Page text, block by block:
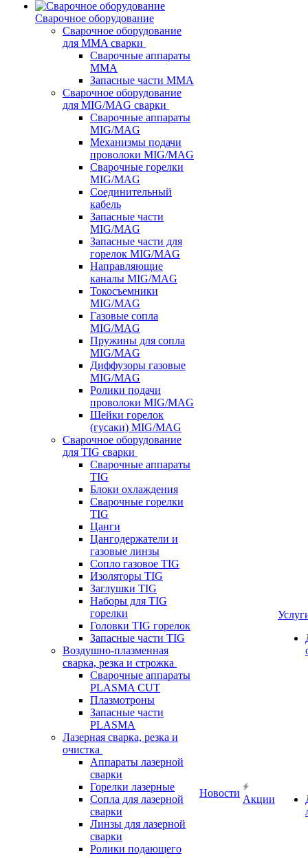
Сварочное оборудование
Сварочное оборудование
для MMA сварки
Сварочные аппараты
MMA
Запасные части MMA
Сварочное оборудование
для MIG/MAG сварки
Сварочные аппараты
MIG/MAG
Механизмы подачи
проволоки MIG/MAG
Сварочные горелки
MIG/MAG
Соединительный
кабель
Запасные части
MIG/MAG
Запасные части для
горелок MIG/MAG
Направляющие
каналы MIG/MAG
Токосъемники
MIG/MAG
Газовые сопла
MIG/MAG
Пружины для сопла
MIG/MAG
Диффузоры газовые
MIG/MAG
Ролики подачи
проволоки MIG/MAG
Шейки горелок
(гусаки) MIG/MAG
Сварочное оборудование
для TIG сварки
Сварочные аппараты
TIG
Блоки охлаждения
Сварочные горелки
TIG
Цанги
Цангодержатели и
газовые линзы
Сопло газовое TIG
Изоляторы TIG
Заглушки TIG
Наборы для TIG
горелки
Головки TIG горелок
Запасные части TIG
Воздушно-плазменная
сварка, резка и строжка
Сварочные аппараты
PLASMA CUT
Плазмотроны
Запасные части
PLASMA
Лазерная сварка, резка и
очистка
Аппараты лазерной
сварки
Горелки лазерные
Сопла для лазерной
сварки
Линзы для лазерной
сварки
Ролики подающего
Новости
Акции